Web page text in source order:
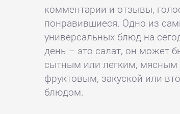
комментарии и отзывы,
понравившиеся. Одно из
универсальных блюд на
день – это салат, он может
сытным или легким, мясным
фруктовым, закуской или
блюдом.